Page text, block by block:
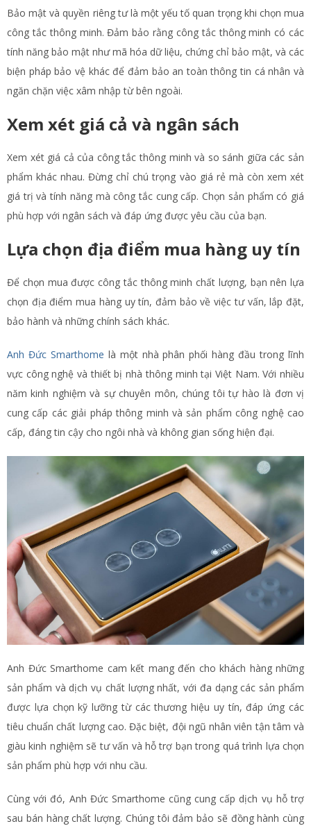
Bảo mật và quyền riêng tư là một yếu tố quan trọng khi chọn mua
công tắc thông minh. Đảm bảo rằng công tắc thông minh có các
tính năng bảo mật như mã hóa dữ liệu, chứng chỉ bảo mật, và các
biện pháp bảo vệ khác để đảm bảo an toàn thông tin cá nhân và
ngăn chặn việc xâm nhập từ bên ngoài.
Xem xét giá cả và ngân sách
Xem xét giá cả của công tắc thông minh và so sánh giữa các sản
phẩm khác nhau. Đừng chỉ chú trọng vào giá rẻ mà còn xem xét
giá trị và tính năng mà công tắc cung cấp. Chọn sản phẩm có giá
phù hợp với ngân sách và đáp ứng được yêu cầu của bạn.
Lựa chọn địa điểm mua hàng uy tín
Để chọn mua được công tắc thông minh chất lượng, bạn nên lựa
chọn địa điểm mua hàng uy tín, đảm bảo về việc tư vấn, lắp đặt,
bảo hành và những chính sách khác.
Anh Đức Smarthome là một nhà phân phối hàng đầu trong lĩnh
vực công nghệ và thiết bị nhà thông minh tại Việt Nam. Với nhiều
năm kinh nghiệm và sự chuyên môn, chúng tôi tự hào là đơn vị
cung cấp các giải pháp thông minh và sản phẩm công nghệ cao
cấp, đáng tin cậy cho ngôi nhà và không gian sống hiện đại.
Anh Đức Smarthome cam kết mang đến cho khách hàng những
sản phẩm và dịch vụ chất lượng nhất, với đa dạng các sản phẩm
được lựa chọn kỹ lưỡng từ các thương hiệu uy tín, đáp ứng các
tiêu chuẩn chất lượng cao. Đặc biệt, đội ngũ nhân viên tận tâm và
giàu kinh nghiệm sẽ tư vấn và hỗ trợ bạn trong quá trình lựa chọn
sản phẩm phù hợp với nhu cầu.
Cùng với đó, Anh Đức Smarthome cũng cung cấp dịch vụ hỗ trợ
sau bán hàng chất lượng. Chúng tôi đảm bảo sẽ đồng hành cùng